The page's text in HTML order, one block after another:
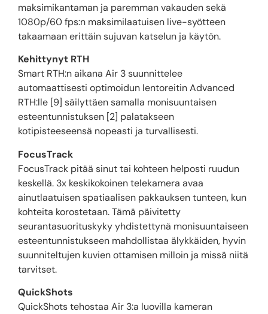
maksimikantaman ja paremman vakauden sekä
1080p/60 fps:n maksimilaatuisen live-syötteen
takaamaan erittäin sujuvan katselun ja käytön.
Kehittynyt RTH
Smart RTH:n aikana Air 3 suunnittelee
automaattisesti optimoidun lentoreitin Advanced
RTH:lle [9] säilyttäen samalla monisuuntaisen
esteentunnistuksen [2] palatakseen
kotipisteeseensä nopeasti ja turvallisesti.
FocusTrack
FocusTrack pitää sinut tai kohteen helposti ruudun
keskellä. 3x keskikokoinen telekamera avaa
ainutlaatuisen spatiaalisen pakkauksen tunteen, kun
kohteita korostetaan. Tämä päivitetty
seurantasuorituskyky yhdistettynä monisuuntaiseen
esteentunnistukseen mahdollistaa älykkäiden, hyvin
suunniteltujen kuvien ottamisen milloin ja missä niitä
tarvitset.
QuickShots
QuickShots tehostaa Air 3:a luovilla kameran